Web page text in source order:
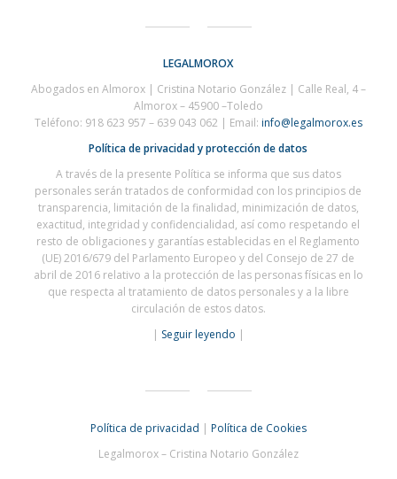
LEGALMOROX
Abogados en Almorox | Cristina Notario González | Calle Real, 4 –
Almorox – 45900 –Toledo
Teléfono: 918 623 957 – 639 043 062 | Email: info@legalmorox.es
Política de privacidad y protección de datos
A través de la presente Política se informa que sus datos
personales serán tratados de conformidad con los principios de
transparencia, limitación de la finalidad, minimización de datos,
exactitud, integridad y confidencialidad, así como respetando el
resto de obligaciones y garantías establecidas en el Reglamento
(UE) 2016/679 del Parlamento Europeo y del Consejo de 27 de
abril de 2016 relativo a la protección de las personas físicas en lo
que respecta al tratamiento de datos personales y a la libre
circulación de estos datos.
| Seguir leyendo |
Política de privacidad | Política de Cookies
Legalmorox – Cristina Notario González